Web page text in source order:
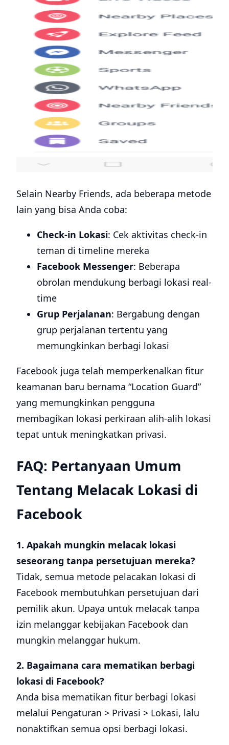
Selain Nearby Friends, ada beberapa metode
lain yang bisa Anda coba:
Check-in Lokasi: Cek aktivitas check-in
teman di timeline mereka
Facebook Messenger: Beberapa
obrolan mendukung berbagi lokasi real-
time
Grup Perjalanan: Bergabung dengan
grup perjalanan tertentu yang
memungkinkan berbagi lokasi
Facebook juga telah memperkenalkan fitur
keamanan baru bernama “Location Guard”
yang memungkinkan pengguna
membagikan lokasi perkiraan alih-alih lokasi
tepat untuk meningkatkan privasi.
FAQ: Pertanyaan Umum
Tentang Melacak Lokasi di
Facebook
1. Apakah mungkin melacak lokasi
seseorang tanpa persetujuan mereka?
Tidak, semua metode pelacakan lokasi di
Facebook membutuhkan persetujuan dari
pemilik akun. Upaya untuk melacak tanpa
izin melanggar kebijakan Facebook dan
mungkin melanggar hukum.
2. Bagaimana cara mematikan berbagi
lokasi di Facebook?
Anda bisa mematikan fitur berbagi lokasi
melalui Pengaturan > Privasi > Lokasi, lalu
nonaktifkan semua opsi berbagi lokasi.